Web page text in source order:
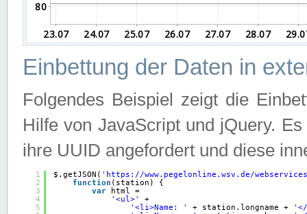
Einbettung der Daten in
Folgendes Beispiel zeigt die
Hilfe von JavaScript und jQuery.
ihre UUID angefordert und diese
1
2
3
4
5
$.getJSON( ' https://www.pegelonline.wsv.de/
function (station) {
var
html =
'<ul>'
+
'<li>Name: '
+ station.longname +